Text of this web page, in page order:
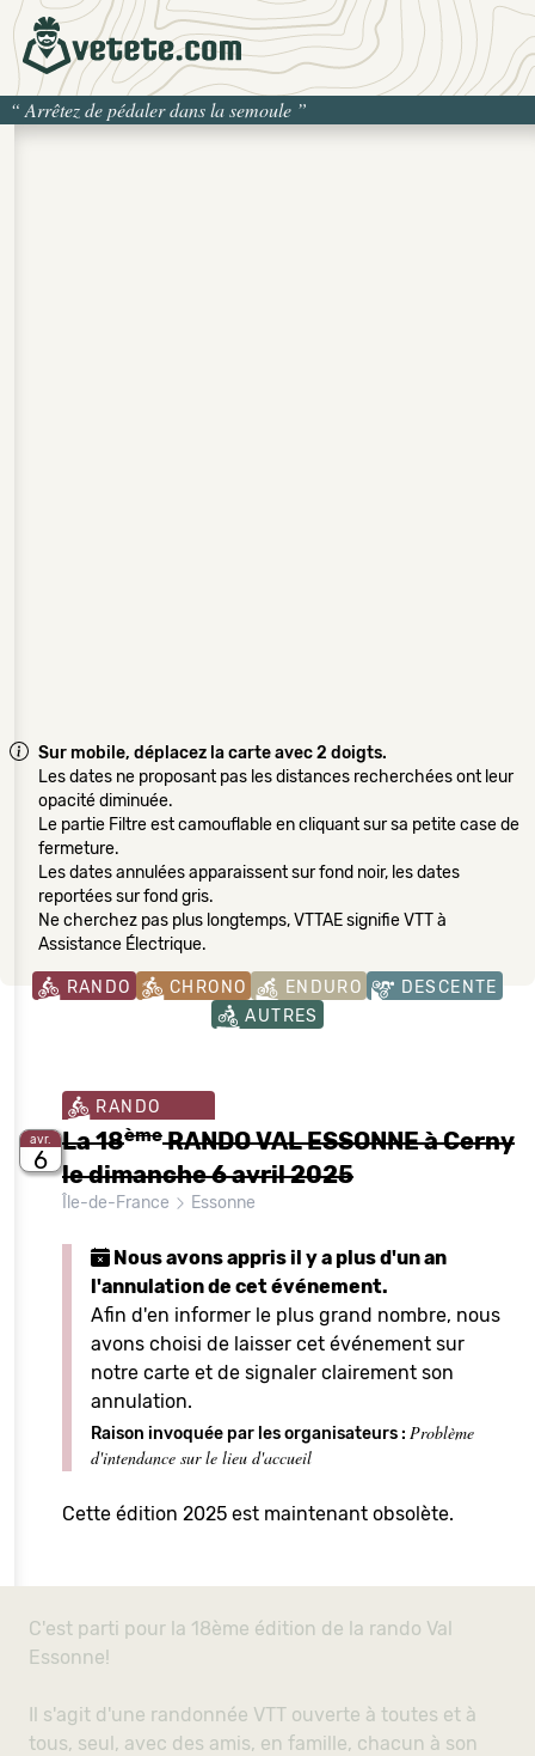
“ Arrêtez de pédaler dans la semoule ”
Sur mobile, déplacez la carte avec 2 doigts.
Les dates ne proposant pas les distances recherchées ont leur
opacité diminuée.
Le partie Filtre est camouflable en cliquant sur sa petite case de
fermeture.
Les dates annulées apparaissent sur fond noir, les dates
reportées sur fond gris.
Ne cherchez pas plus longtemps, VTTAE signifie VTT à
Assistance Électrique.
RANDO CHRONO ENDURO
DESCENTE
AUTRES
avr.
6
RANDO
La 18èmeRANDO VAL ESSONNE à Cerny
le dimanche 6 avril 2025
Île-de-France Essonne
Nous avons appris il y a plus d'un an
l'annulation de cet événement.
Afin d'en informer le plus grand nombre, nous
avons choisi de laisser cet événement sur
notre carte et de signaler clairement son
annulation.
Raison invoquée par les organisateurs : Problème
d'intendance sur le lieu d'accueil
Cette édition 2025 est maintenant obsolète.
C'est parti pour la 18ème édition de la rando Val
Essonne!
Il s'agit d'une randonnée VTT ouverte à toutes et à
tous, seul, avec des amis, en famille, chacun à son